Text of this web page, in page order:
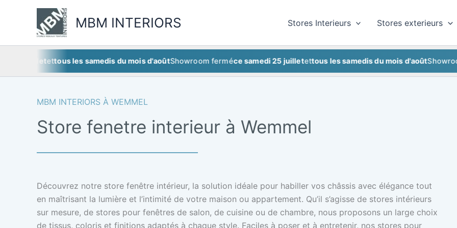
MBM INTERIORS Stores Interieurs Stores exterieurs
tous les samedis du mois d'aoûtShowroom ferméce samedi 25 juilletettous les samedis du mois d'aoûtShowroom
MBM INTERIORS À WEMMEL
Store fenetre interieur à Wemmel
Découvrez notre store fenêtre intérieur, la solution idéale pour habiller vos châssis avec élégance tout
en maîtrisant la lumière et l’intimité de votre maison ou appartement. Qu’il s’agisse de stores intérieurs
sur mesure, de stores pour fenêtres de salon, de cuisine ou de chambre, nous proposons un large choix
de tissus, coloris et finitions adaptés à chaque style. Faciles à poser et à entretenir, nos stores pour